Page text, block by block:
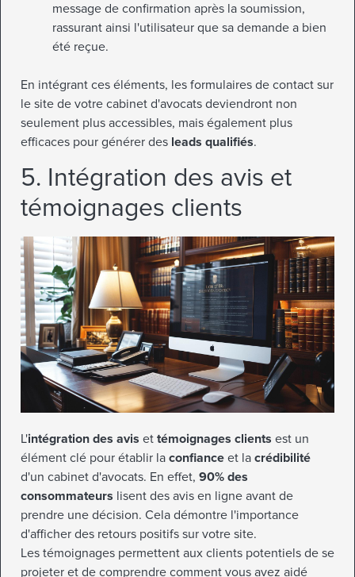
message de confirmation après la soumission,
rassurant ainsi l'utilisateur que sa demande a bien
été reçue.
En intégrant ces éléments, les formulaires de contact sur
le site de votre cabinet d'avocats deviendront non
seulement plus accessibles, mais également plus
efficaces pour générer des leads qualifiés.
5. Intégration des avis et
témoignages clients
L'intégration des avis et témoignages clients est un
élément clé pour établir la confiance et la crédibilité
d'un cabinet d'avocats. En effet, 90% des
consommateurs lisent des avis en ligne avant de
prendre une décision. Cela démontre l'importance
d'afficher des retours positifs sur votre site.
Les témoignages permettent aux clients potentiels de se
projeter et de comprendre comment vous avez aidé